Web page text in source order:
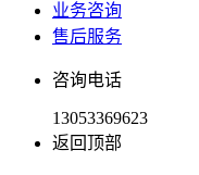
业务咨询
售后服务
咨询电话
13053369623
返回顶部